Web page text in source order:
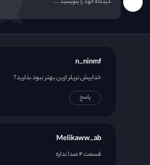
n_ninmf
خداییش تریلر ازین بهتر نبود بذارید؟
پاسخ
Melikaww_ab
قسمت ۴ صدا نداره